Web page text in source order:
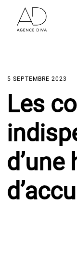
5 SEPTEMBRE 2023
Les